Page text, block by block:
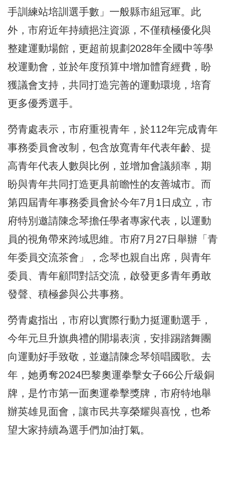
手訓練站培訓選手數」一般縣市組冠軍。此
外，市府近年持續挹注資源，不僅積極優化與
整建運動場館，更超前規劃2028年全國中等學
校運動會，並於年度預算中增加體育經費，盼
獲議會支持，共同打造完善的運動環境，培育
更多優秀選手。
勞青處表示，市府重視青年，於112年完成青年
事務委員會改制，包含放寬青年代表年齡、提
高青年代表人數與比例，並增加會議頻率，期
盼與青年共同打造更具前瞻性的友善城市。而
第四屆青年事務委員會於今年7月1日成立，市
府特別邀請陳念琴擔任學者專家代表，以運動
員的視角帶來跨域思維。市府7月27日舉辦「青
年委員交流茶會」，念琴也親自出席，與青年
委員、青年顧問對話交流，啟發更多青年勇敢
發聲、積極參與公共事務。
勞青處指出，市府以實際行動力挺運動選手，
今年元旦升旗典禮的開場表演，安排踢踏舞團
向運動好手致敬，並邀請陳念琴領唱國歌。去
年，她勇奪2024巴黎奧運拳擊女子66公斤級銅
牌，是竹市第一面奧運拳擊獎牌，市府特地舉
辦英雄見面會，讓市民共享榮耀與喜悅，也希
望大家持續為選手們加油打氣。